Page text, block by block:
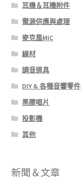
耳機＆耳機附件
電源供應與處理
麥克風MIC
線材
調音道具
DIY & 各種音響零件
黑膠唱片
投影機
其他
新聞＆文章